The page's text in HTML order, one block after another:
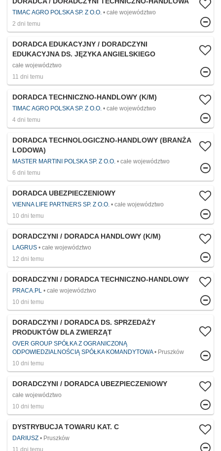
TIMAC AGRO POLSKA SP. Z O.O.
całe województwo
2 dni temu
DORADCA EDUKACYJNY / DORADCZYNI
EDUKACYJNA DS. JĘZYKA ANGIELSKIEGO
całe województwo
11 dni temu
DORADCA TECHNICZNO-HANDLOWY (K/M)
TIMAC AGRO POLSKA SP. Z O.O.
całe województwo
4 dni temu
DORADCA TECHNOLOGICZNO-HANDLOWY (BRANŻA
LODOWA)
MASTER MARTINI POLSKA SP. Z O.O.
całe województwo
6 dni temu
DORADCA UBEZPIECZENIOWY
VIENNA LIFE PARTNERS SP. Z O.O.
całe województwo
10 dni temu
DORADCZYNI / DORADCA HANDLOWY (K/M)
LAGRUS
całe województwo
12 dni temu
DORADCZYNI / DORADCA TECHNICZNO-HANDLOWY
PRACA.PL
całe województwo
10 dni temu
DORADCZYNI / DORADCA DS. SPRZEDAŻY
PRODUKTÓW DLA ZWIERZĄT
OVER GROUP SPÓŁKA Z OGRANICZONĄ
ODPOWIEDZIALNOŚCIĄ SPÓŁKA KOMANDYTOWA
Pruszków
10 dni temu
DORADCZYNI / DORADCA UBEZPIECZENIOWY
całe województwo
10 dni temu
DYSTRYBUCJA TOWARU KAT. C
DARIUSZ
Pruszków